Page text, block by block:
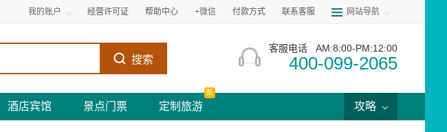
我的账户 经营许可证 帮助中心 +微信 付款方式 联系客服 网站导航
搜索
客服电话 AM:8:00-PM:12:00
400-099-2065
酒店宾馆 景点门票 定制旅游
新
攻略